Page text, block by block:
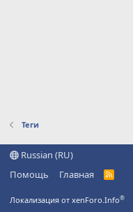
Теги
Russian (RU)
Помощь
Главная
R
Локализация от xenForo.Info®